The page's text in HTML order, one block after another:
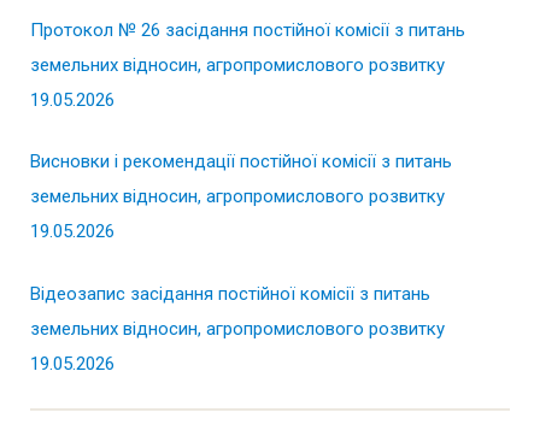
Протокол № 26 засідання постійної комісії з питань
земельних відносин, агропромислового розвитку
19.05.2026
Висновки і рекомендації постійної комісії з питань
земельних відносин, агропромислового розвитку
19.05.2026
Відеозапис засідання постійної комісії з питань
земельних відносин, агропромислового розвитку
19.05.2026